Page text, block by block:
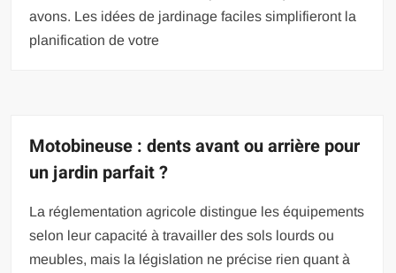
avons. Les idées de jardinage faciles simplifieront la
planification de votre
Motobineuse : dents avant ou arrière pour
un jardin parfait ?
La réglementation agricole distingue les équipements
selon leur capacité à travailler des sols lourds ou
meubles, mais la législation ne précise rien quant à